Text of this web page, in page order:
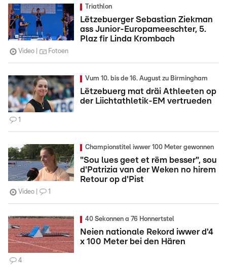
Triathlon
Lëtzebuerger Sebastian Ziekman
ass Junior-Europameeschter, 5.
Plaz fir Linda Krombach
Video Fotoen
Vum 10. bis de 16. August zu Birmingham
Lëtzebuerg mat dräi Athleeten op
der Liichtathletik-EM vertrueden
1
Championstitel iwwer 100 Meter gewonnen
"Sou lues geet et rëm besser", sou
d'Patrizia van der Weken no hirem
Retour op d'Pist
Video 1
40 Sekonnen a 76 Honnertstel
Neien nationale Rekord iwwer d'4
x 100 Meter bei den Hären
4